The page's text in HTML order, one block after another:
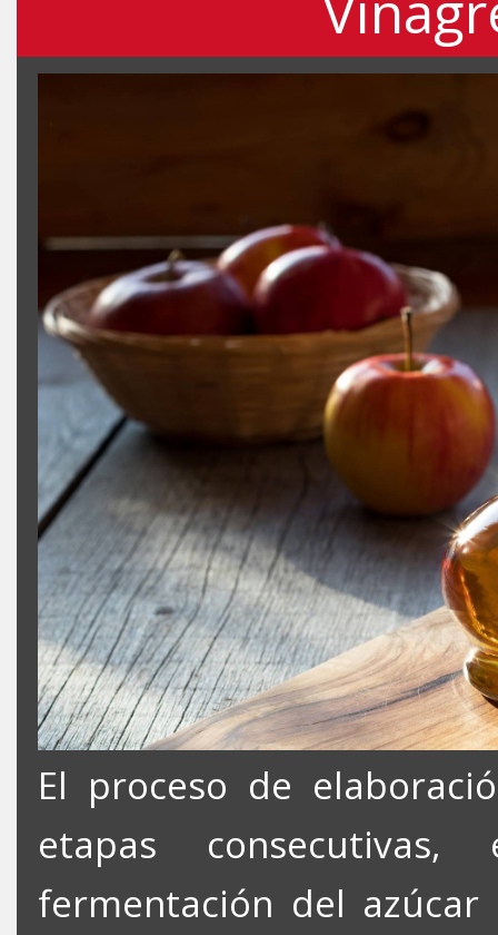
El proceso de
etapas
fermentación del